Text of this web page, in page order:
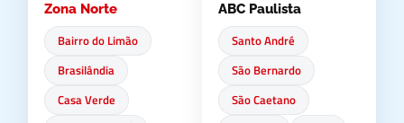
Zona Norte
Bairro do Limão
Brasilândia
Casa Verde
ABC Paulista
Santo André
São Bernardo
São Caetano